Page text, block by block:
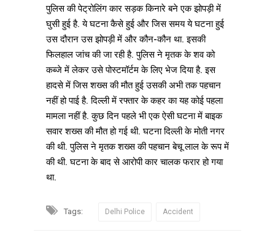
पुलिस की पेट्रोलिंग कार सड़क किनारे बने एक झोपड़ी में
घुसी हुई है. ये घटना कैसे हुई और जिस समय ये घटना हुई
उस दौरान उस झोपड़ी में और कौन-कौन था. इसकी
फिलहाल जांच की जा रही है. पुलिस ने मृतक के शव को
कब्जे में लेकर उसे पोस्टमॉर्टम के लिए भेज दिया है. इस
हादसे में जिस शख्स की मौत हुई उसकी अभी तक पहचान
नहीं हो पाई है. दिल्ली में रफ्तार के कहर का यह कोई पहला
मामला नहीं है. कुछ दिन पहले भी एक ऐसी घटना में बाइक
सवार शख्स की मौत हो गई थी. घटना दिल्ली के मोती नगर
की थी. पुलिस ने मृतक शख्स की पहचान बेचू लाल के रूप में
की थी. घटना के बाद से आरोपी कार चालक फरार हो गया
था.
Tags: Delhi Police Accident